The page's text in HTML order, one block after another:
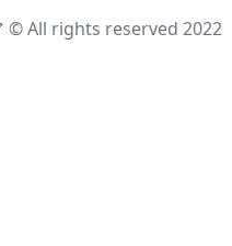
© All rights reserved 2022